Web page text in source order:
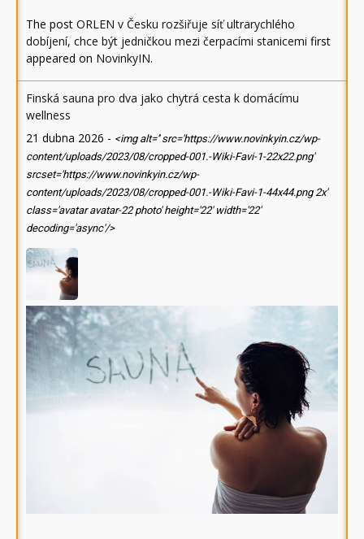
The post ORLEN v Česku rozšiřuje síť ultrarychlého
dobíjení, chce být jedničkou mezi čerpacími stanicemi first
appeared on NovinkyIN.
Finská sauna pro dva jako chytrá cesta k domácímu
wellness
21 dubna 2026 - <img alt='' src='https://www.novinkyin.cz/wp-
content/uploads/2023/08/cropped-001.-Wiki-Favi-1-22x22.png'
srcset='https://www.novinkyin.cz/wp-
content/uploads/2023/08/cropped-001.-Wiki-Favi-1-44x44.png 2x'
class='avatar avatar-22 photo' height='22' width='22'
decoding='async'/>